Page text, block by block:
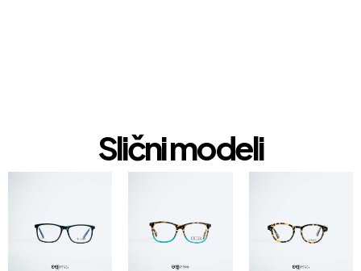
Slični modeli
1+1 1+1